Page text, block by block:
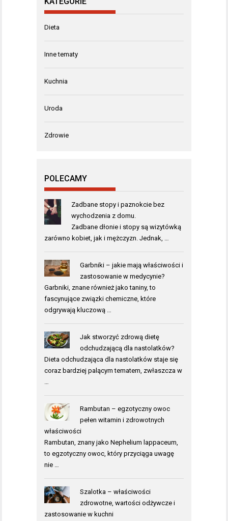
Dieta
Inne tematy
Kuchnia
Uroda
Zdrowie
POLECAMY
Zadbane stopy i paznokcie bez
wychodzenia z domu.
Zadbane dłonie i stopy są wizytówką
zarówno kobiet, jak i mężczyzn. Jednak, …
Garbniki – jakie mają właściwości i
zastosowanie w medycynie?
Garbniki, znane również jako taniny, to
fascynujące związki chemiczne, które
odgrywają kluczową …
Jak stworzyć zdrową dietę
odchudzającą dla nastolatków?
Dieta odchudzająca dla nastolatków staje się
coraz bardziej palącym tematem, zwłaszcza w
…
Rambutan – egzotyczny owoc
pełen witamin i zdrowotnych
właściwości
Rambutan, znany jako Nephelium lappaceum,
to egzotyczny owoc, który przyciąga uwagę
nie …
Szalotka – właściwości
zdrowotne, wartości odżywcze i
zastosowanie w kuchni